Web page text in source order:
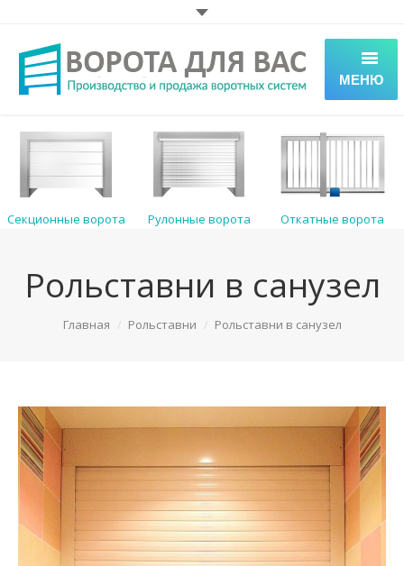
МЕНЮ
Каталог
Рольставни
Контакты
Секционные ворота Рулонные ворота Откатные ворота
Рольставни в санузел
You are here:
Главная Рольставни Рольставни в санузел